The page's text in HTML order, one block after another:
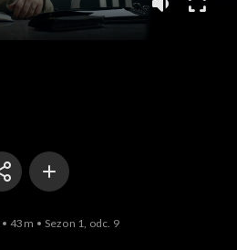
43m Sezon 1, odc. 9